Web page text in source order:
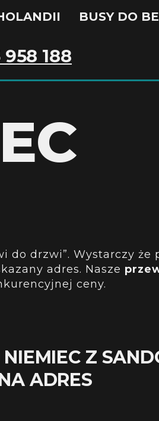
BUSY DO
188
do drzwi”. Wystarczy że
adres. Nasze
ceny.
Z
ADRES